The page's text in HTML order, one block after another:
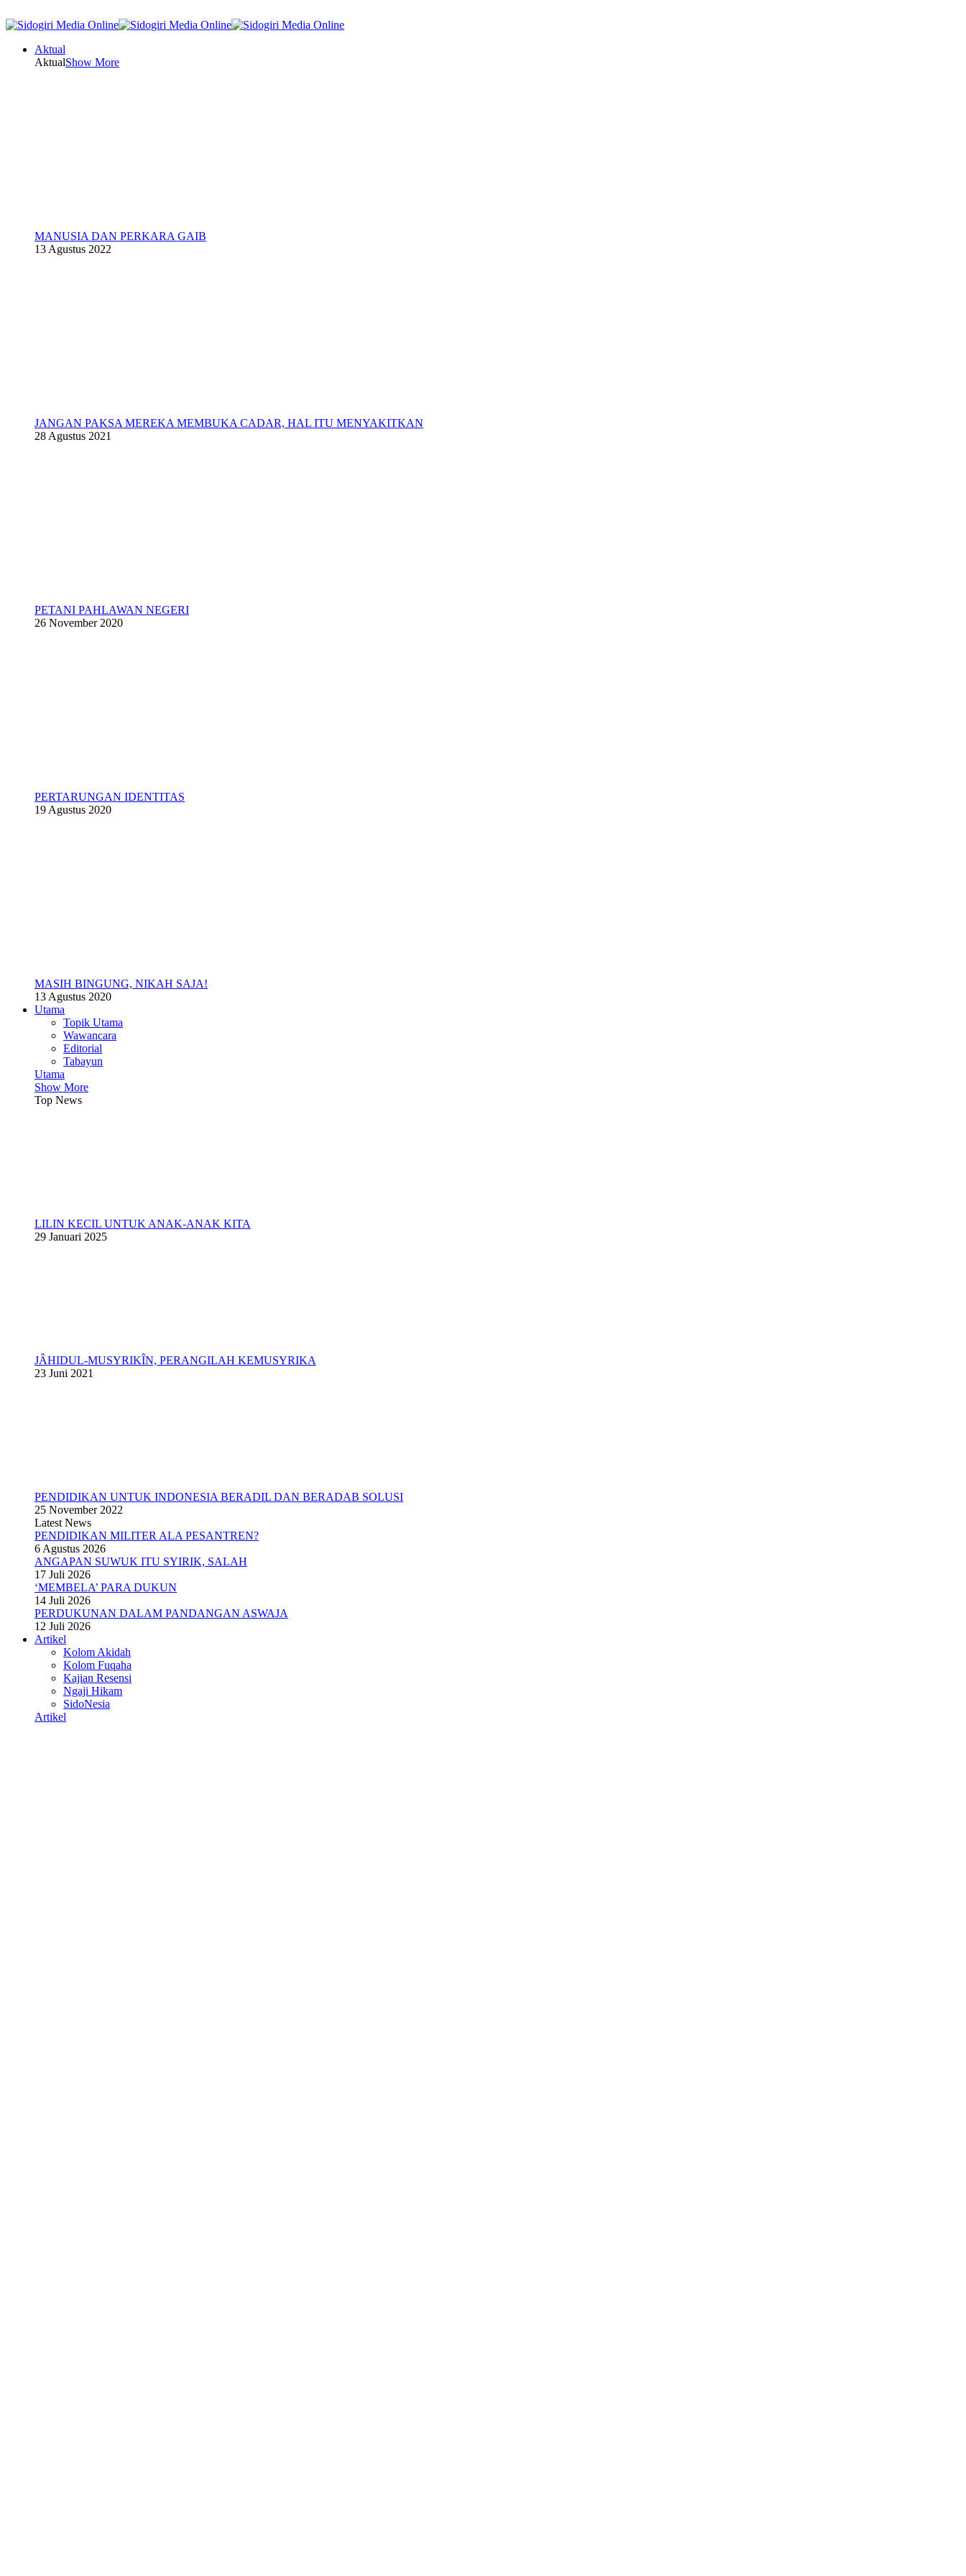
Aktual
AktualShow More
MANUSIA DAN PERKARA GAIB
13 Agustus 2022
JANGAN PAKSA MEREKA MEMBUKA CADAR, HAL ITU MENYAKITKAN
28 Agustus 2021
PETANI PAHLAWAN NEGERI
26 November 2020
PERTARUNGAN IDENTITAS
19 Agustus 2020
MASIH BINGUNG, NIKAH SAJA!
13 Agustus 2020
Utama
Topik Utama
Wawancara
Editorial
Tabayun
Utama
Show More
Top News
LILIN KECIL UNTUK ANAK-ANAK KITA
29 Januari 2025
JÂHIDUL-MUSYRIKÎN, PERANGILAH KEMUSYRIKA
23 Juni 2021
PENDIDIKAN UNTUK INDONESIA BERADIL DAN BERADAB SOLUSI
25 November 2022
Latest News
PENDIDIKAN MILITER ALA PESANTREN?
6 Agustus 2026
ANGAPAN SUWUK ITU SYIRIK, SALAH
17 Juli 2026
‘MEMBELA’ PARA DUKUN
14 Juli 2026
PERDUKUNAN DALAM PANDANGAN ASWAJA
12 Juli 2026
Artikel
Kolom Akidah
Kolom Fuqaha
Kajian Resensi
Ngaji Hikam
SidoNesia
Artikel